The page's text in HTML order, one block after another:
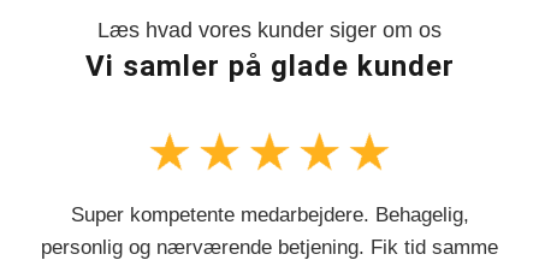
Læs hvad vores kunder siger om os
Vi samler på glade kunder
Super kompetente medarbejdere. Behagelig,
personlig og nærværende betjening. Fik tid samme